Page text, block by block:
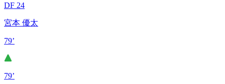
DF 24
宮本 優太
79’
79’